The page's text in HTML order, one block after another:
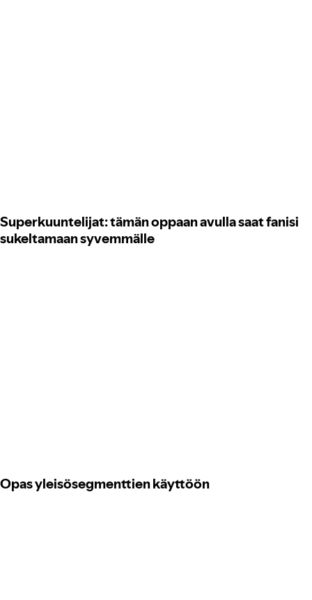
Superkuuntelijat: tämän oppaan avulla saat fanisi
sukeltamaan syvemmälle
Opas yleisösegmenttien käyttöön